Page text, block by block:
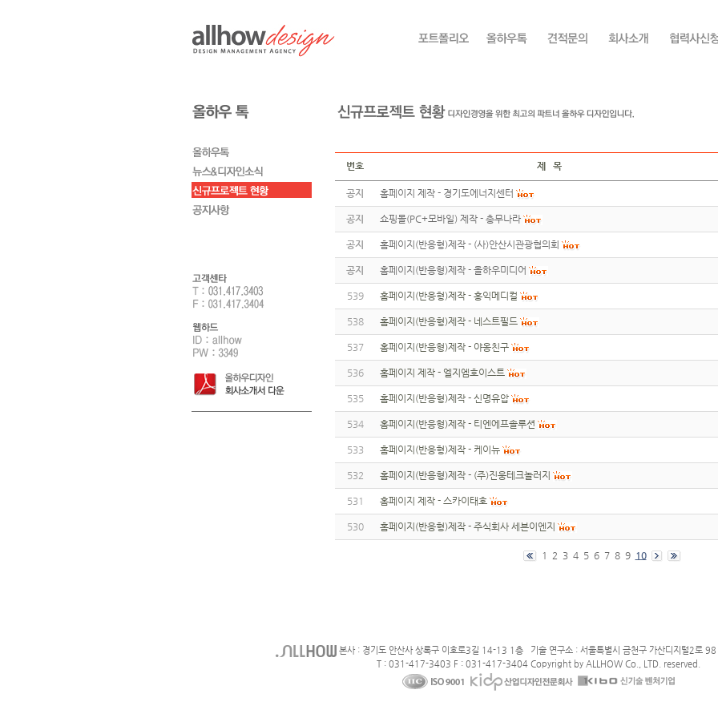
번호 제 목
공지 홈페이지 제작 - 경기도에너지센터
공지 쇼핑몰(PC+모바일) 제작 - 총무나라
공지 홈페이지(반응형)제작 - (사)안산시관광협의회
공지 홈페이지(반응형)제작 - 올하우미디어
539 홈페이지(반응형)제작 - 홍익메디컬
538 홈페이지(반응형)제작 - 네스트필드
537 홈페이지(반응형)제작 - 야옹친구
536 홈페이지 제작 - 엘지엠호이스트
535 홈페이지(반응형)제작 - 신명유압
534 홈페이지(반응형)제작 - 티엔에프솔루션
533 홈페이지(반응형)제작 - 케이뉴
532 홈페이지(반응형)제작 - (주)진웅테크놀러지
531 홈페이지 제작 - 스카이태호
530 홈페이지(반응형)제작 - 주식회사 세븐이엔지
1 2 3 4 5 6 7 8 9 10
본사 : 경기도 안산사 상록구 이호로3길 14-13 1층 기술 연구소 : 서울특별시 금천구 가산디지털2로
T : 031-417-3403 F : 031-417-3404 Copyright by ALLHOW Co., LTD. reserved.